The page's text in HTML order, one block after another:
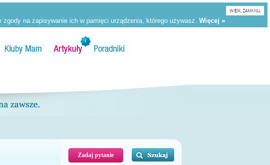
WIEM, ZAMKNIJ
Zadaj pytanie